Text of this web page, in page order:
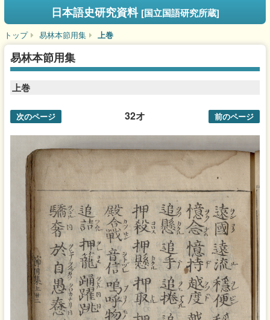
日本語史研究資料 [国立国語研究所蔵]
トップ 易林本節用集 上巻
易林本節用集
上巻
32オ
次のページ 前のページ